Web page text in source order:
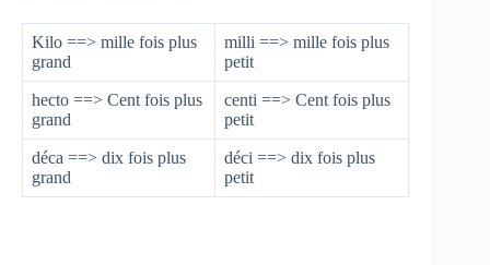
Kilo ==> mille fois plus
grand
milli ==> mille fois plus
petit
hecto ==> Cent fois plus
grand
centi ==> Cent fois plus
petit
déca ==> dix fois plus
grand
déci ==> dix fois plus
petit